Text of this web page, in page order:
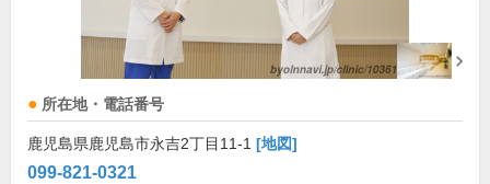
所在地・電話番号
鹿児島県鹿児島市永吉2丁目11-1 [地図]
099-821-0321